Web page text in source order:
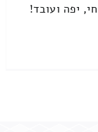
יפה ועובד!